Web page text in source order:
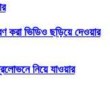
করা ভিডিও ছড়িয়ে দেওয়ার
নিয়ে যাওয়ার